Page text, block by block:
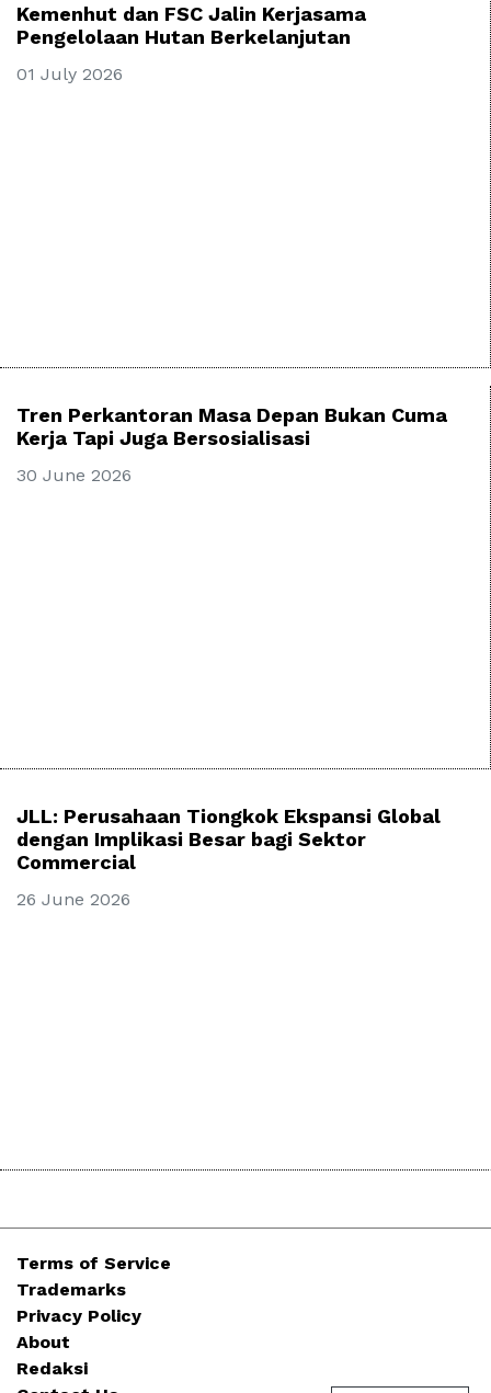
Kemenhut dan FSC Jalin Kerjasama
Pengelolaan Hutan Berkelanjutan
01 July 2026
Tren Perkantoran Masa Depan Bukan Cuma
Kerja Tapi Juga Bersosialisasi
30 June 2026
JLL: Perusahaan Tiongkok Ekspansi Global
dengan Implikasi Besar bagi Sektor
Commercial
26 June 2026
Terms of Service
Trademarks
Privacy Policy
About
Redaksi